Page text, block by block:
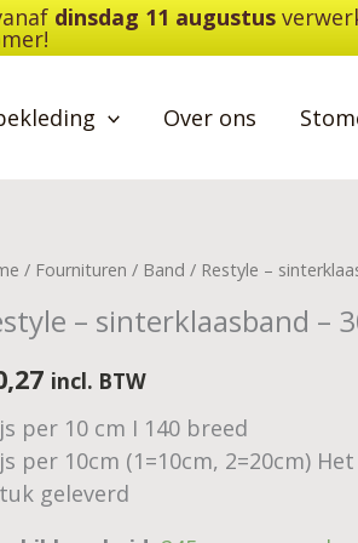
dinsdag 11 augustus
Over ons
/ Fournituren / Band / Restyle –
– sinterklaasband –
incl. BTW
per 10 cm I 140 breed
per 10cm (1=10cm, 2=20cm)
geleverd